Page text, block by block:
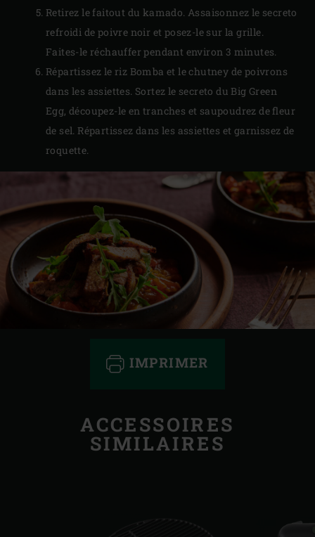
Retirez le faitout du kamado. Assaisonnez le secreto
refroidi de poivre noir et posez-le sur la grille.
Faites-le réchauffer pendant environ 3 minutes.
Répartissez le riz Bomba et le chutney de poivrons
dans les assiettes. Sortez le secreto du Big Green
Egg, découpez-le en tranches et saupoudrez de fleur
de sel. Répartissez dans les assiettes et garnissez de
roquette.
IMPRIMER
ACCESSOIRES
SIMILAIRES